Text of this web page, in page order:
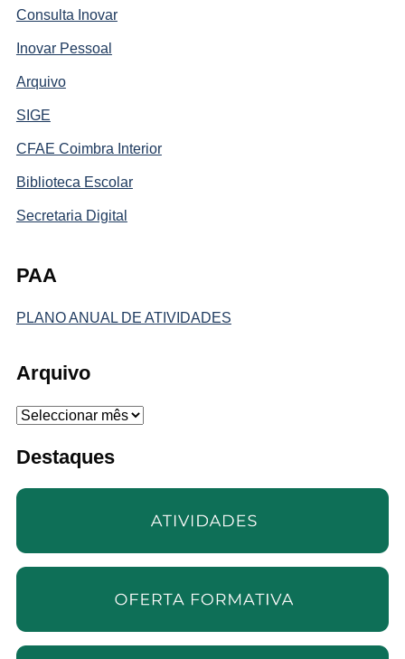
Consulta Inovar
Inovar Pessoal
Arquivo
SIGE
CFAE Coimbra Interior
Biblioteca Escolar
Secretaria Digital
PAA
PLANO ANUAL DE ATIVIDADES
Arquivo
Arquivo
Destaques